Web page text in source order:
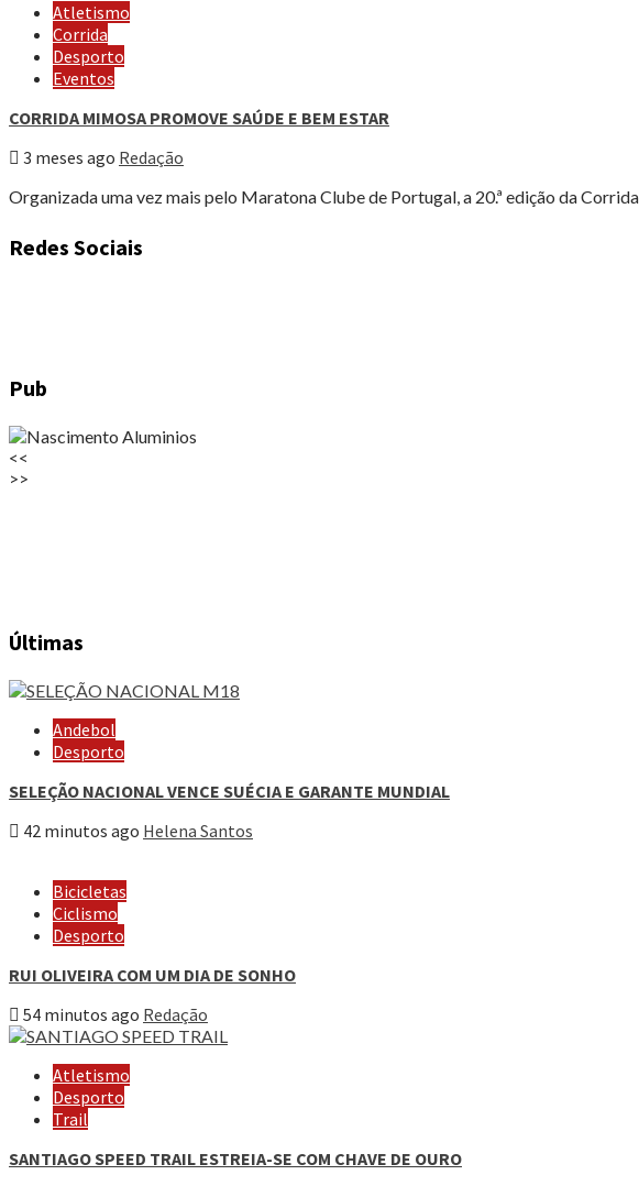
Atletismo
Corrida
Desporto
Eventos
CORRIDA MIMOSA PROMOVE SAÚDE E BEM ESTAR
3 meses ago Redação
Organizada uma vez mais pelo Maratona Clube de Portugal, a 20.ª edição da
Redes Sociais
Pub
<<
>>
Últimas
Andebol
Desporto
SELEÇÃO NACIONAL VENCE SUÉCIA E GARANTE MUNDIAL
42 minutos ago Helena Santos
Bicicletas
Ciclismo
Desporto
RUI OLIVEIRA COM UM DIA DE SONHO
54 minutos ago Redação
Atletismo
Desporto
Trail
SANTIAGO SPEED TRAIL ESTREIA-SE COM CHAVE DE OURO